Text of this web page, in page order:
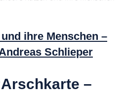
ihre Menschen –
Schlieper
–